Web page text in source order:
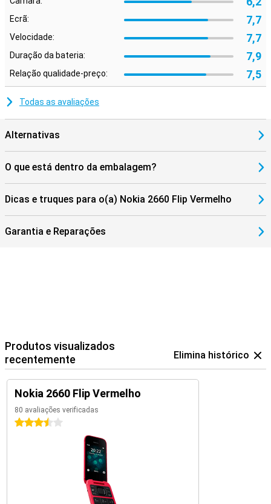
Ecrã: 7,7
Velocidade: 7,7
Duração da bateria: 7,9
Relação qualidade-preço: 7,5
Todas as avaliações
Alternativas
O que está dentro da embalagem?
Dicas e truques para o(a) Nokia 2660 Flip Vermelho
Garantia e Reparações
Produtos visualizados
recentemente
Elimina histórico
Nokia 2660 Flip Vermelho
80 avaliações verificadas
3.5 estrelas